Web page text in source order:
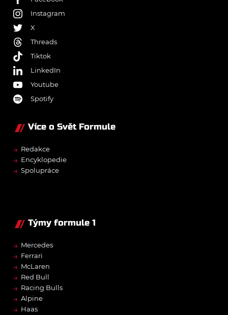
Instagram
X
Threads
Tiktok
LinkedIn
Youtube
Spotify
Více o Svět Formule
→ Redakce
→ Encyklopedie
→ Spolupráce
Týmy formule 1
→ Mercedes
→ Ferrari
→ McLaren
→ Red Bull
→ Racing Bulls
→ Alpine
→ Haas